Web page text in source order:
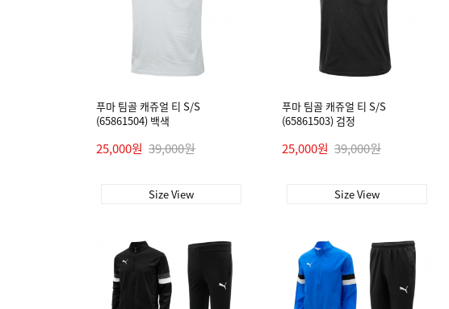
푸마 팀골 캐쥬얼 티 S/S
(65861504) 백색
25,000원 39,000원
Size View
푸마 팀골 캐쥬얼 티 S/S
(65861503) 검정
25,000원 39,000원
Size View